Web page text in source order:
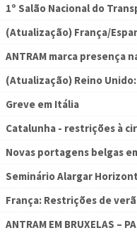
1º Salão Nacional do
(Atualização) França/
ANTRAM marca presença
(Atualização) Reino
Greve em Itália
Catalunha - restrições à
Novas portagens belgas
Seminário Alargar
França: Restrições de
ANTRAM EM BRUXELAS –